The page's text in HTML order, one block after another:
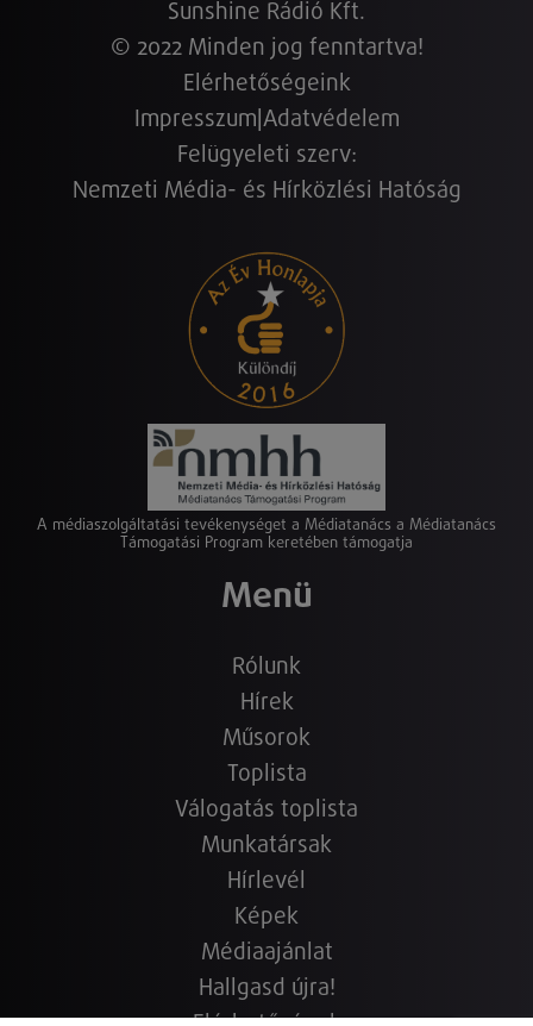
Sunshine Rádió Kft.
© 2022 Minden jog fenntartva!
Elérhetőségeink
Impresszum Adatvédelem
Felügyeleti szerv:
Nemzeti Média- és Hírközlési Hatóság
A médiaszolgáltatási tevékenységet a Médiatanács a Médiatanács
Támogatási Program keretében támogatja
Menü
Rólunk
Hírek
Műsorok
Toplista
Válogatás toplista
Munkatársak
Hírlevél
Képek
Médiaajánlat
Hallgasd újra!